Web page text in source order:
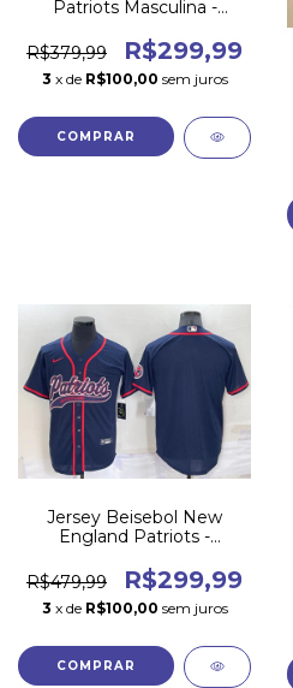
Patriots Masculina -
R$379,99
R$299,99
3 x de R$100,00 sem juros
COMPRAR
Jersey Beisebol New
England Patriots -
R$479,99
R$299,99
3 x de R$100,00 sem juros
COMPRAR